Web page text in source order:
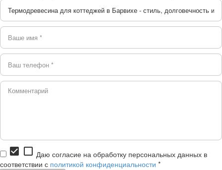
check_box check_box_outline_blank Даю согласие на обработку персональных данных в
соответствии с политикой конфиденциальности *